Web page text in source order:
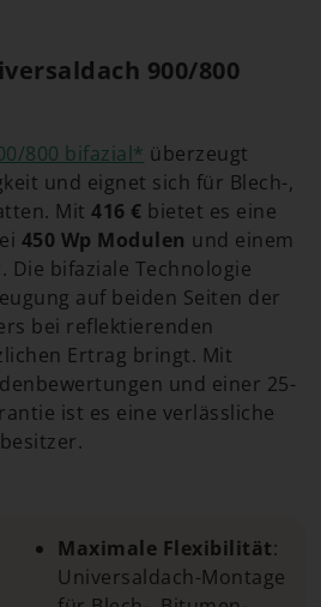
900/800
800 bifazial* überzeugt
und eignet sich für Blech-,
Mit 416 € bietet es eine
450 Wp Modulen und einem
Die bifaziale Technologie
auf beiden Seiten der
bei reflektierenden
Ertrag bringt. Mit
und einer 25-
ist es eine verlässliche
Maximale Flexibilität:
Universaldach-Montage